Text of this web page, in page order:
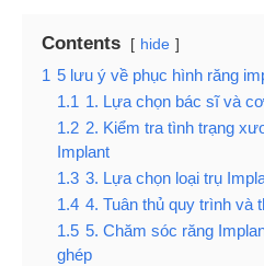
Contents hide
1 5 lưu ý về phục hình răng
1.1 1. Lựa chọn bác sĩ và
1.2 2. Kiểm tra tình trạng
Implant
1.3 3. Lựa chọn loại trụ
1.4 4. Tuân thủ quy trình
1.5 5. Chăm sóc răng
ghép